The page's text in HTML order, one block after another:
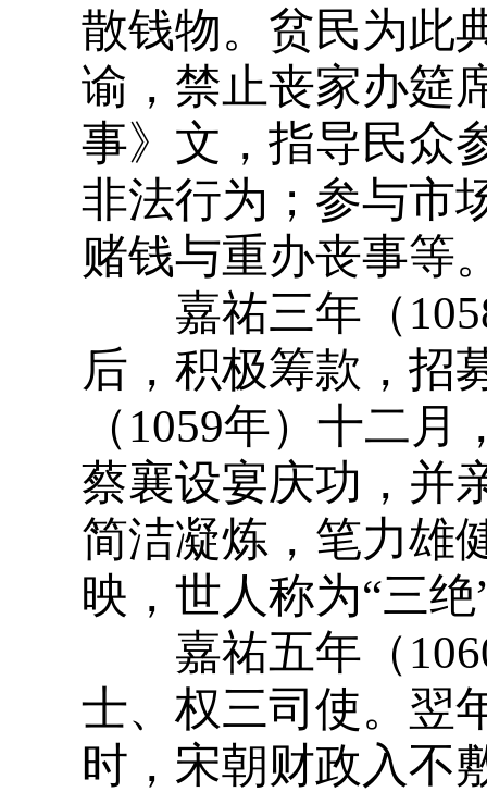
散钱物。贫民为此
谕，禁止丧家办筵
事》文，指导民众
非法行为；参与市
赌钱与重办丧事等
嘉祐三年（1058
后，积极筹款，招
（1059年）十二
蔡襄设宴庆功，并
简洁凝炼，笔力雄
映，世人称为“三绝
嘉祐五年（1060
士、权三司使。翌
时，宋朝财政入不